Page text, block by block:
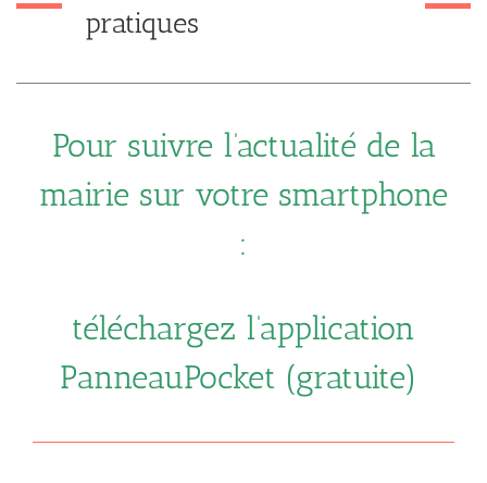
pratiques
Pour suivre l’actualité de la
mairie sur votre smartphone
:
téléchargez l’application
PanneauPocket (gratuite)